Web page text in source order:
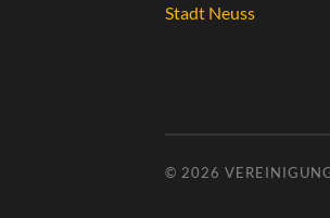
Stadt Neuss
© 2026